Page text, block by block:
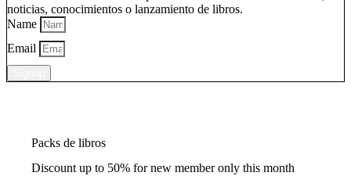
noticias, conocimientos o lanzamiento de libros.
Name
Email
Packs de libros
Discount up to 50% for new member only this month